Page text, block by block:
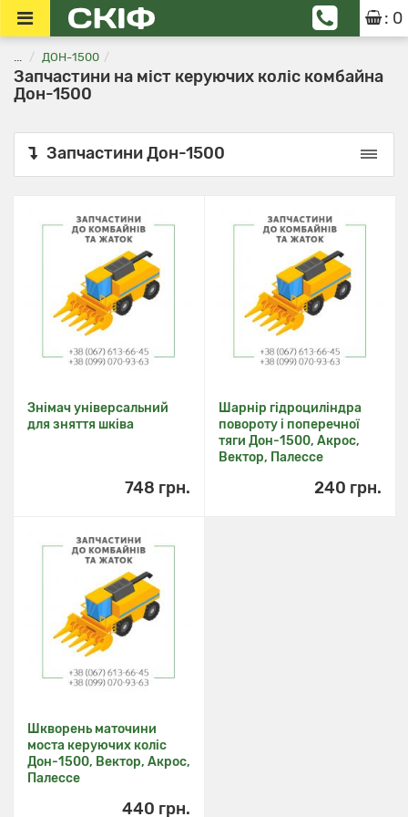
: 0
... ДОН-1500
Запчастини на міст керуючих коліс комбайна
Дон-1500
Запчастини Дон-1500
Знімач універсальний
для зняття шківа
748 грн.
Шарнір гідроциліндра
повороту і поперечної
тяги Дон-1500, Акрос,
Вектор, Палессе
240 грн.
Шкворень маточини
моста керуючих коліс
Дон-1500, Вектор, Акрос,
Палессе
440 грн.